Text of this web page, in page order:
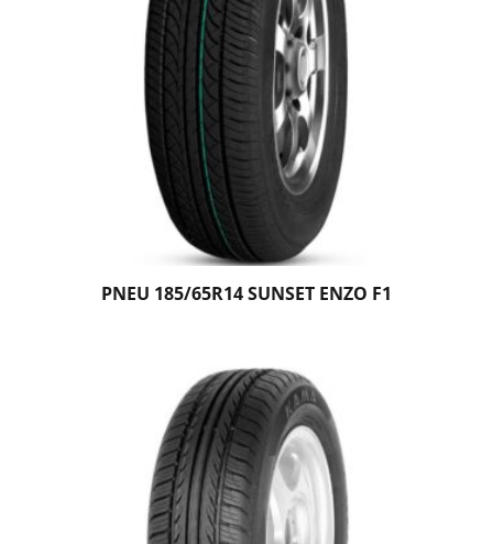
PNEU 185/65R14 SUNSET ENZO F1